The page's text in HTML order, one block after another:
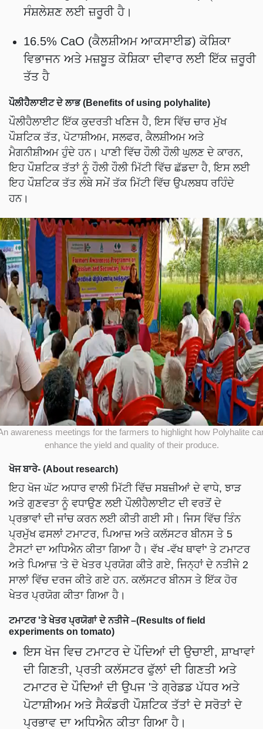
ਸੰਸ਼ਲੇਸ਼ਣ ਲਈ ਜ਼ਰੂਰੀ ਹੈ।
16.5% CaO (ਕੈਲਸ਼ੀਅਮ ਆਕਸਾਈਡ) ਕੋਸ਼ਿਕਾ
ਵਿਭਾਜਨ ਅਤੇ ਮਜ਼ਬੂਤ ​​ਕੋਸ਼ਿਕਾ ਦੀਵਾਰ ਲਈ ਇੱਕ ਜ਼ਰੂਰੀ
ਤੱਤ ਹੈ
ਪੌਲੀਹੈਲਾਈਟ ਦੇ ਲਾਭ (Benefits of using polyhalite)
ਪੌਲੀਹੈਲਾਈਟ ਇੱਕ ਕੁਦਰਤੀ ਖਣਿਜ ਹੈ, ਇਸ ਵਿੱਚ ਚਾਰ ਮੁੱਖ
ਪੌਸ਼ਟਿਕ ਤੱਤ, ਪੋਟਾਸ਼ੀਅਮ, ਸਲਫਰ, ਕੈਲਸ਼ੀਅਮ ਅਤੇ
ਮੈਗਨੀਸ਼ੀਅਮ ਹੁੰਦੇ ਹਨ। ਪਾਣੀ ਵਿੱਚ ਹੌਲੀ ਹੌਲੀ ਘੁਲਣ ਦੇ ਕਾਰਨ,
ਇਹ ਪੌਸ਼ਟਿਕ ਤੱਤਾਂ ਨੂੰ ਹੌਲੀ ਹੌਲੀ ਮਿੱਟੀ ਵਿੱਚ ਛੱਡਦਾ ਹੈ, ਇਸ ਲਈ
ਇਹ ਪੌਸ਼ਟਿਕ ਤੱਤ ਲੰਬੇ ਸਮੇਂ ਤੱਕ ਮਿੱਟੀ ਵਿੱਚ ਉਪਲਬਧ ਰਹਿੰਦੇ
ਹਨ।
awareness meetings for the farmers to highlight how Polyhalite
enhance the yield and quality of their produce.
ਖੋਜ ਬਾਰੇ- (About research)
ਇਹ ਖੋਜ ਘੱਟ ਅਧਾਰ ਵਾਲੀ ਮਿੱਟੀ ਵਿੱਚ ਸਬਜ਼ੀਆਂ ਦੇ ਵਾਧੇ, ਝਾੜ
ਅਤੇ ਗੁਣਵਤਾ ਨੂੰ ਵਧਾਉਣ ਲਈ ਪੌਲੀਹੈਲਾਈਟ ਦੀ ਵਰਤੋਂ ਦੇ
ਪ੍ਰਭਾਵਾਂ ਦੀ ਜਾਂਚ ਕਰਨ ਲਈ ਕੀਤੀ ਗਈ ਸੀ। ਜਿਸ ਵਿੱਚ ਤਿੰਨ
ਪ੍ਰਮੁੱਖ ਫਸਲਾਂ ਟਮਾਟਰ, ਪਿਆਜ਼ ਅਤੇ ਕਲੱਸਟਰ ਬੀਨਸ ਤੇ 5
ਟੈਸਟਾਂ ਦਾ ਅਧਿਐਨ ਕੀਤਾ ਗਿਆ ਹੈ। ਵੱਖ -ਵੱਖ ਥਾਵਾਂ' ਤੇ ਟਮਾਟਰ
ਅਤੇ ਪਿਆਜ਼ 'ਤੇ ਦੋ ਖੇਤਰ ਪ੍ਰਯੋਗ ਕੀਤੇ ਗਏ, ਜਿਨ੍ਹਾਂ ਦੇ ਨਤੀਜੇ 2
ਸਾਲਾਂ ਵਿੱਚ ਦਰਜ ਕੀਤੇ ਗਏ ਹਨ. ਕਲੱਸਟਰ ਬੀਨਸ ਤੇ ਇੱਕ ਹੋਰ
ਖੇਤਰ ਪ੍ਰਯੋਗ ਕੀਤਾ ਗਿਆ ਹੈ।
ਟਮਾਟਰ 'ਤੇ ਖੇਤਰ ਪ੍ਰਯੋਗਾਂ ਦੇ ਨਤੀਜੇ –(Results of field
experiments on tomato)
ਇਸ ਖੋਜ ਵਿਚ ਟਮਾਟਰ ਦੇ ਪੌਦਿਆਂ ਦੀ ਉਚਾਈ, ਸ਼ਾਖਾਵਾਂ
ਦੀ ਗਿਣਤੀ, ਪ੍ਰਤੀ ਕਲੱਸਟਰ ਫੁੱਲਾਂ ਦੀ ਗਿਣਤੀ ਅਤੇ
ਟਮਾਟਰ ਦੇ ਪੌਦਿਆਂ ਦੀ ਉਪਜ 'ਤੇ ਗ੍ਰੇਡਡ ਪੱਧਰ ਅਤੇ
ਪੋਟਾਸ਼ੀਅਮ ਅਤੇ ਸੈਕੰਡਰੀ ਪੌਸ਼ਟਿਕ ਤੱਤਾਂ ਦੇ ਸਰੋਤਾਂ ਦੇ
ਪ੍ਰਭਾਵ ਦਾ ਅਧਿਐਨ ਕੀਤਾ ਗਿਆ ਹੈ।